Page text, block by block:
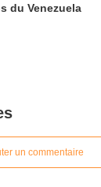
du Venezuela
un commentaire